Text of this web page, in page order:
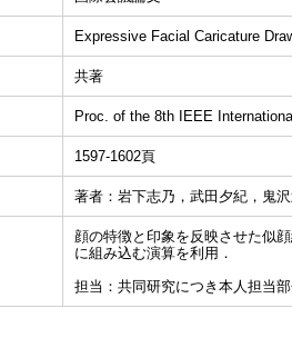
Expressive Facial Caricature
共著
Proc. of the 8th IEEE
1597-1602頁
著者：岩下志乃，武田夕紀，鬼
顔の特徴と印象を反映させた似
に組み込む演算を利用．
担当：共同研究につき本人担当